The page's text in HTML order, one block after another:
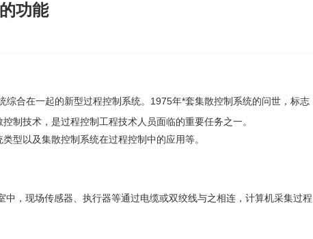
功能
合在一起的新型过程控制系统。1975年*套集散控制系统的问世，标志
制技术，是过程控制工程技术人员面临的重要任务之一。
型以及集散控制系统在过程控制中的应用等。
，现场传感器、执行器等通过电缆或双绞线与之相连，计算机采集过程